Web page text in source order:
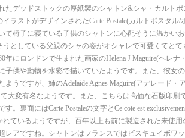
たデッドストックの厚紙製のシャトン&シャ・カルト
ラストがデザインされたCarte Postale(カルトポスタル/
て椅子に寝ている子供のシャトンに心配そうに温かい
としている父親のシャの姿がオシャレで可愛くてとて
年にロンドンで生まれた画家のHelena J Maguire(ヘレナ
子供や動物を水彩で描いていたようです。また、彼女
うですが、姉のAdelaide Agnes Maguire(アデレード・
大変有名なようです。また、こちらは高価な石版印刷
裏面にはCarte Postaleの文字とCe cote est exclusivement
ているようですが、百年以上も前に製造された未使用
レアですね。シャトンはフランスではビスキュイボワ